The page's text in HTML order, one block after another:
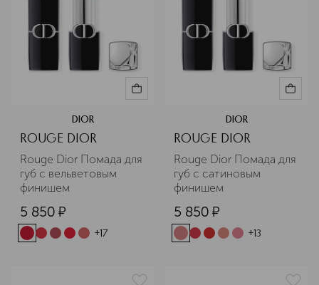
DIOR
ROUGE DIOR
Rouge Dior Помада для
губ с вельветовым
финишем
5 850 ¤
+17
DIOR
ROUGE DIOR
Rouge Dior Помада для
губ с сатиновым
финишем
5 850 ¤
+13